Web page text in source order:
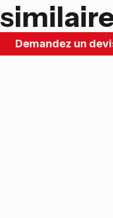
Demandez un